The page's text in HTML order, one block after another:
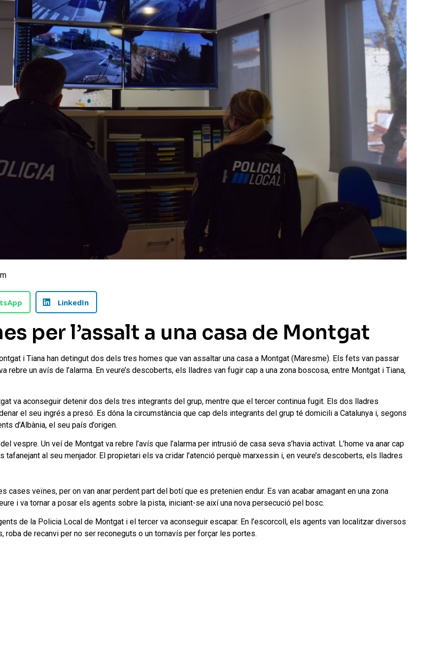
LinkedIn
per l’assalt a una casa de Montgat
i Tiana han detingut dos dels tres homes que van assaltar una casa a Montgat (Maresme). Els fets van passar
rebre un avís de l’alarma. En veure’s descoberts, els lladres van fugir cap a una zona boscosa, entre Montgat i Tiana,
va aconseguir detenir dos dels tres integrants del grup, mentre que el tercer continua fugit. Els dos lladres
el seu ingrés a presó. Es dóna la circumstància que cap dels integrants del grup té domicili a Catalunya i, segons
d’Albània, el seu país d’origen.
vespre. Un veí de Montgat va rebre l’avís que l’alarma per intrusió de casa seva s’havia activat. L’home va anar cap
al seu menjador. El propietari els va cridar l’atenció perquè marxessin i, en veure’s descoberts, els lladres
veïnes, per on van anar perdent part del botí que es pretenien endur. Es van acabar amagant en una zona
i va tornar a posar els agents sobre la pista, iniciant-se així una nova persecució pel bosc.
de la Policia Local de Montgat i el tercer va aconseguir escapar. En l’escorcoll, els agents van localitzar diversos
de recanvi per no ser reconeguts o un tornavís per forçar les portes.